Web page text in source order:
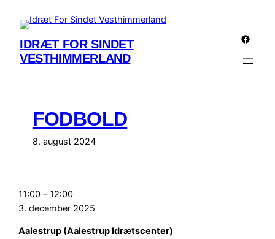
indhold
IDRÆT FOR SINDET
VESTHIMMERLAND
FODBOLD
8. august 2024
Fodbold
11:00 –12:00
3. december 2025
Aalestrup (Aalestrup Idrætscenter)